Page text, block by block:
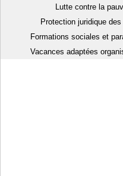
Lutte contre la
Protection juridique
Formations sociales et
Vacances adaptées